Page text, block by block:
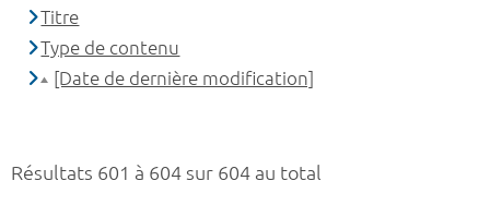
Résultats 601 à 604 sur 604 au total
Titre
Type de contenu
[Date de dernière modification]